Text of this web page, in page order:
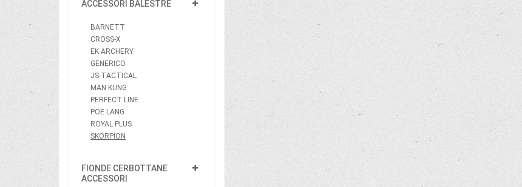
ACCESSORI BALESTRE
BARNETT
CROSS-X
EK ARCHERY
GENERICO
JS-TACTICAL
MAN KUNG
PERFECT LINE
POE LANG
ROYAL PLUS
SKORPION
FIONDE CERBOTTANE
ACCESSORI